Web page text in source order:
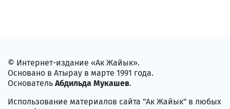
© Интернет-издание «Ак Жайык».
Основано в Атырау в марте 1991 года.
Основатель Абдильда Мукашев.
Использование материалов сайта "Ак Жайык" в любых